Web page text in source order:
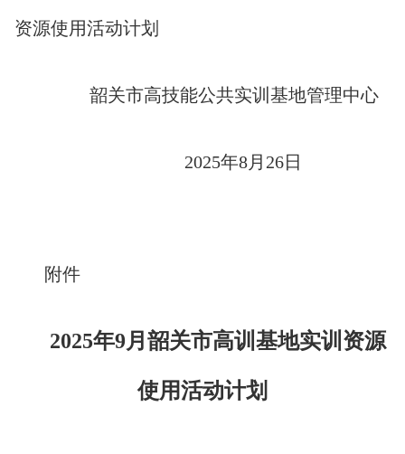
资源使用活动计划
韶关市高技能公共实训基地管理中心
2025年8月26日
附件
2025年9月韶关市高训基地实训资源
使用活动计划